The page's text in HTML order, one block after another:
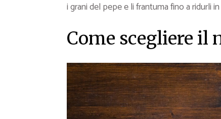
i grani del pepe e li frantuma fino a ridurli
Come scegliere il